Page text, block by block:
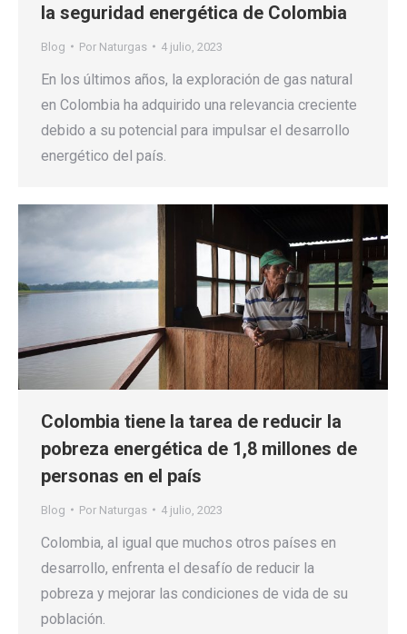
la seguridad energética de Colombia
Blog Por Naturgas 4 julio, 2023
En los últimos años, la exploración de gas natural
en Colombia ha adquirido una relevancia creciente
debido a su potencial para impulsar el desarrollo
energético del país.
Colombia tiene la tarea de reducir la
pobreza energética de 1,8 millones de
personas en el país
Blog Por Naturgas 4 julio, 2023
Colombia, al igual que muchos otros países en
desarrollo, enfrenta el desafío de reducir la
pobreza y mejorar las condiciones de vida de su
población.